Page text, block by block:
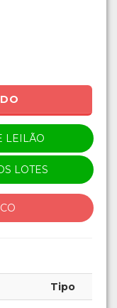
LEILÃO
LOTES
Tipo